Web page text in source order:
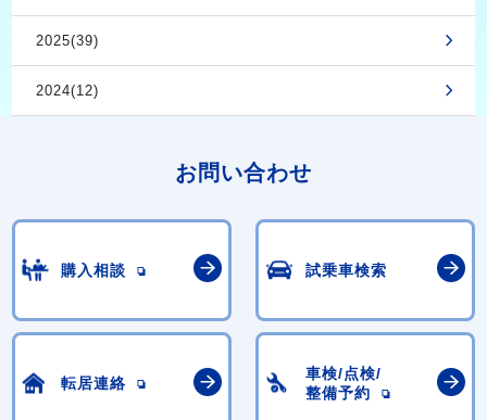
2025(39)
2024(12)
お問い合わせ
購入相談 試乗車検索
転居連絡
車検/点検/
整備予約